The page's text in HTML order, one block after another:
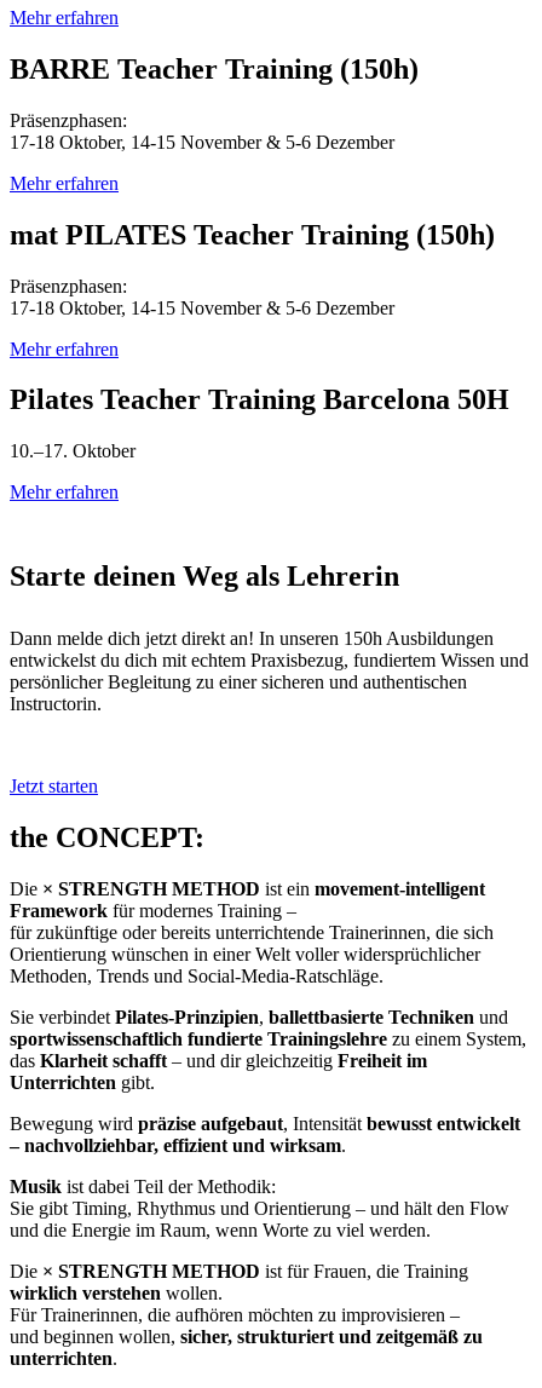
Mehr erfahren
BARRE Teacher Training (150h)
Präsenzphasen:
17-18 Oktober, 14-15 November & 5-6 Dezember
Mehr erfahren
mat PILATES Teacher Training (150h)
Präsenzphasen:
17-18 Oktober, 14-15 November & 5-6 Dezember
Mehr erfahren
Pilates Teacher Training Barcelona 50H
10.–17. Oktober
Mehr erfahren
Starte deinen Weg als Lehrerin
Dann melde dich jetzt direkt an! In unseren 150h Ausbildungen
entwickelst du dich mit echtem Praxisbezug, fundiertem Wissen und
persönlicher Begleitung zu einer sicheren und authentischen
Instructorin.
Jetzt starten
the CONCEPT:
Die × STRENGTH METHOD ist ein movement-intelligent
Framework für modernes Training –
für zukünftige oder bereits unterrichtende Trainerinnen, die sich
Orientierung wünschen in einer Welt voller widersprüchlicher
Methoden, Trends und Social-Media-Ratschläge.
Sie verbindet Pilates-Prinzipien, ballettbasierte Techniken und
sportwissenschaftlich fundierte Trainingslehre zu einem System,
das Klarheit schafft – und dir gleichzeitig Freiheit im
Unterrichten gibt.
Bewegung wird präzise aufgebaut, Intensität bewusst entwickelt
–nachvollziehbar, effizient und wirksam.
Musik ist dabei Teil der Methodik:
Sie gibt Timing, Rhythmus und Orientierung – und hält den Flow
und die Energie im Raum, wenn Worte zu viel werden.
Die × STRENGTH METHOD ist für Frauen, die Training
wirklich verstehen wollen.
Für Trainerinnen, die aufhören möchten zu improvisieren –
und beginnen wollen, sicher, strukturiert und zeitgemäß zu
unterrichten.